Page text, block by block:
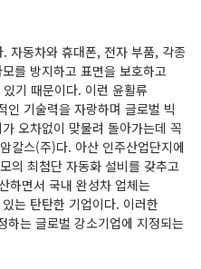
. 자동차와 휴대폰, 전자 부품, 각종
를 방지하고 표면을 보호하고
기 때문이다. 이런 윤활류
인 기술력을 자랑하며 글로벌 빅
오차없이 맞물려 돌아가는데 꼭
칼스(주)다. 아산 인주산업단지에
의 최첨단 자동화 설비를 갖추고
하면서 국내 완성차 업체는
는 탄탄한 기업이다. 이러한
하는 글로벌 강소기업에 지정되는